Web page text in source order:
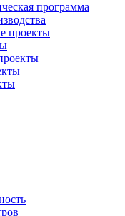
программа
проекты